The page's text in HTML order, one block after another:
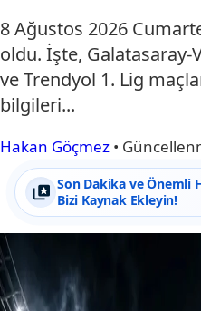
8 Ağustos 2026
oldu. İşte, Galatasaray-
ve Trendyol 1. Lig
bilgileri...
Hakan Göçmez •
Son Dakika ve Önemli
Bizi Kaynak Ekleyin!